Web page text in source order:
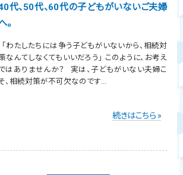
代、50代、60代の子どもがいないご夫婦
。
「わたしたちには争う子どもがいないから、相続対
なんてしなくてもいいだろう」 このように、お考え
はありませんか？ 実は、子どもがいない夫婦こ
、相続対策が不可欠なのです...
続きはこちら »